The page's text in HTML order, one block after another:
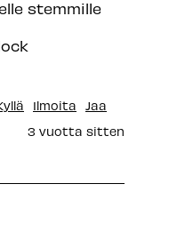
stemmille
Ilmoita
Jaa
3 vuotta sitten